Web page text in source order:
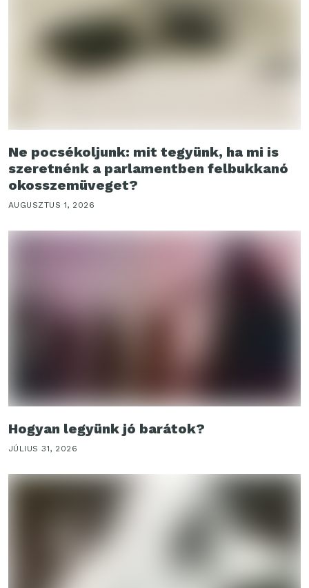
Ne pocsékoljunk: mit tegyünk, ha mi is
szeretnénk a parlamentben felbukkanó
okosszemüveget?
AUGUSZTUS 1, 2026
Hogyan legyünk jó barátok?
JÚLIUS 31, 2026